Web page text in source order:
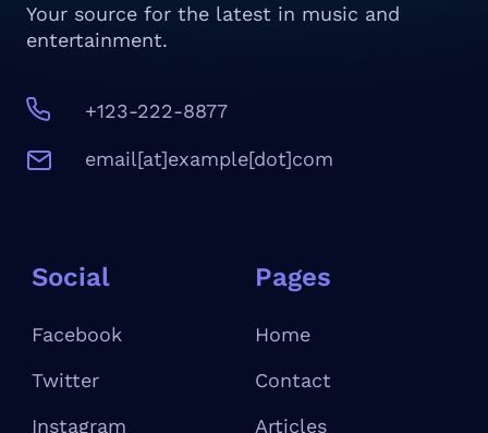
Your source for the latest in music and
entertainment.
+123-222-8877
email[at]example[dot]com
Social
Facebook
Twitter
Instagram
Pages
Home
Contact
Articles